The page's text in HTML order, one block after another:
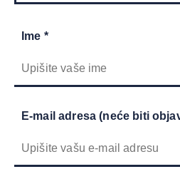
Ime *
E-mail adresa (neće biti